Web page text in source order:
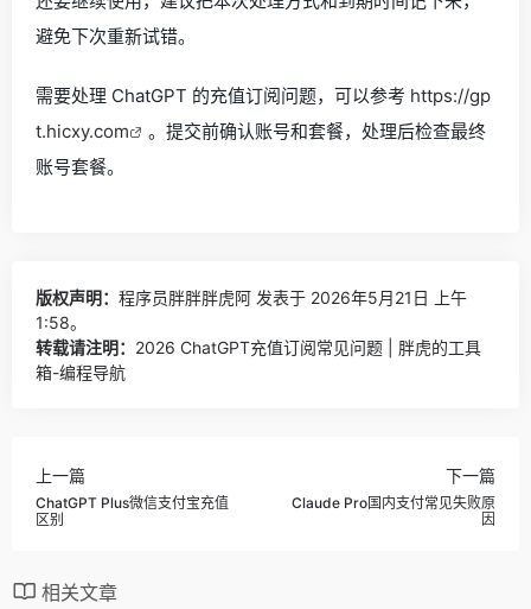
避免下次重新试错。
需要处理 ChatGPT 的充值订阅问题，可以参考 https://gp
t.hicxy.com
。提交前确认账号和套餐，处理后检查最终
账号套餐。
版权声明： 程序员胖胖胖虎阿 发表于 2026年5月21日 上午
1:58。
转载请注明： 2026 ChatGPT充值订阅常见问题 | 胖虎的工具
箱-编程导航
上一篇
ChatGPT Plus微信支付宝充值
区别
下一篇
Claude Pro国内支付常见失败原
因
相关文章